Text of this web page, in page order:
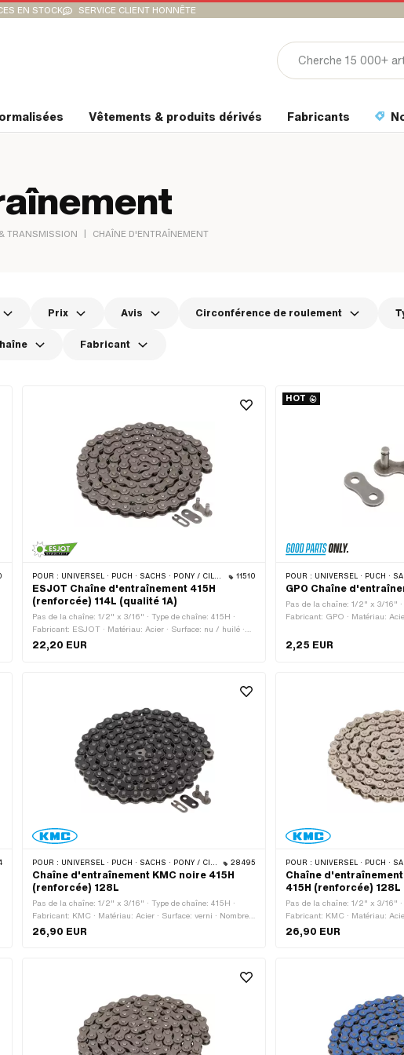
EN STOCK SERVICE CLIENT HONNÊTE
Vêtements & produits dérivés Fabricants
TRANSMISSION | CHAÎNE D'ENTRAÎNEMENT
Prix Avis Circonférence de roulement
Fabricant
POUR : UNIVERSEL · PUCH · SACHS · PONY / CILO (BÊTA 521 & 512) · ZÜNDAPP BELMONDO · TOMOS · BYE BIKE 11510
ESJOT Chaîne d'entraînement 415H
(renforcée) 114L (qualité 1A)
Pas de la chaîne: 1/2" x 3/16" · Type de chaîne: 415H ·
Fabricant: ESJOT · Matériau: Acier · Surface: nu / huilé ·
Nombre de maillons: 114 pcs · Circonférence de roulement:
22,20 EUR
HOT
POUR : UNIVERSEL · PUCH · SACHS · PONY / CILO (BÊTA 521 & 512)
GPO Chaîne
Pas de la chaîne: 1/2" x 3/16" ·
Fabricant: GPO · Matériau:
Fermeture à ressort · Couleur:
2,25 EUR
POUR : UNIVERSEL · PUCH · SACHS · PONY / CILO (BÊTA 521 & 512) · ZÜNDAPP BELMONDO · TOMOS · BYE BIKE 28495
Chaîne d'entraînement KMC noire 415H
(renforcée) 128L
Pas de la chaîne: 1/2" x 3/16" · Type de chaîne: 415H ·
Fabricant: KMC · Matériau: Acier · Surface: verni · Nombre
de maillons: 128 pcs · Circonférence de roulement: 1626
26,90 EUR
POUR : UNIVERSEL · PUCH · SACHS · PONY / CILO (BÊTA 521 & 512) ·
Chaîne
415H (renforcée) 128L
Pas de la chaîne: 1/2" x 3/16" ·
Fabricant: KMC · Matériau:
Nombre de maillons: 128 pcs ·
26,90 EUR